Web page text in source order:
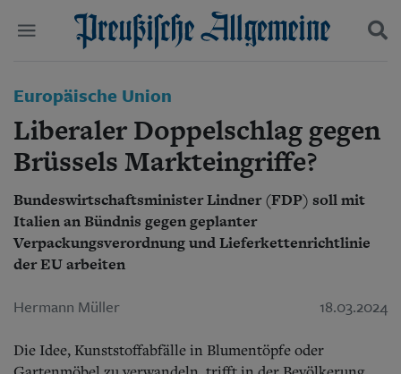
Start
Wirtschaft
Panorama
Gesellschaft
Leben
Geschichte
Ostpreußen
Pommern
Danzig und Westpreußen
Suchen und finden
Europäische Union
Liberaler Doppelschlag gegen
Brüssels Markteingriffe?
Bundeswirtschaftsminister Lindner (FDP) soll mit
Italien an Bündnis gegen geplanter
Verpackungsverordnung und Lieferkettenrichtlinie
der EU arbeiten
Hermann Müller 18.03.2024
Die Idee, Kunststoffabfälle in Blumentöpfe oder